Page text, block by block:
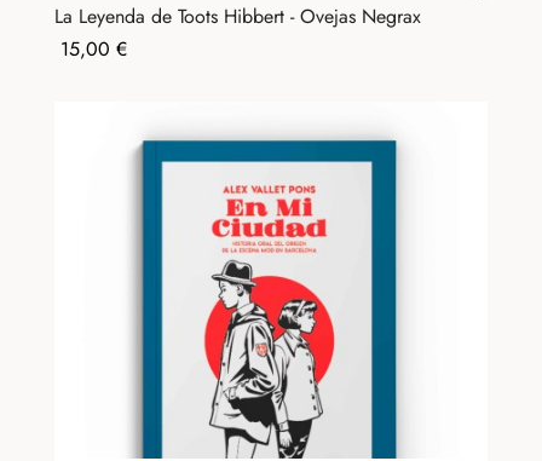
La Leyenda de Toots Hibbert - Ovejas Negrax
Precio
15,00 €